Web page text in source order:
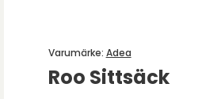
Roo Sittsäck
Varumärke: Adea